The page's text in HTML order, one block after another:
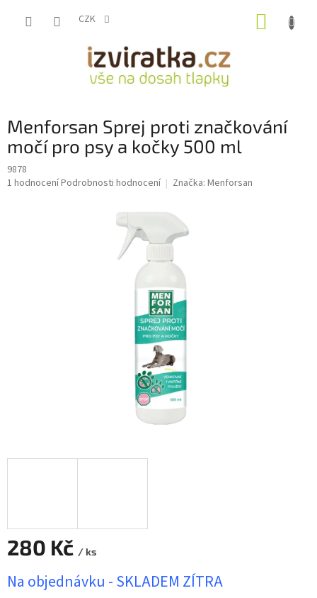
CZK
Menforsan Sprej proti značkování
močí pro psy a kočky 500 ml
9878
Průměrné
1 hodnoceníPodrobnosti hodnocení Značka: Menforsan
280 Kč / ks
cena:
Na objednávku - SKLADEM ZÍTRA